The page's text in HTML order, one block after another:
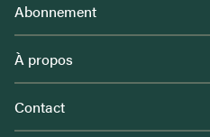
Abonnement
À propos
Contact